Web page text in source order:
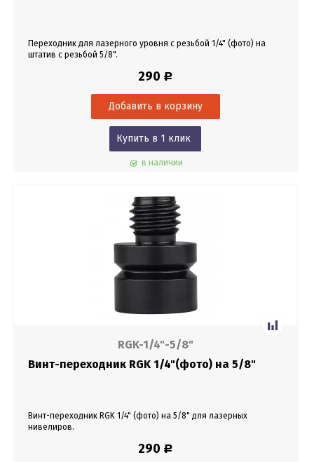
Переходник для лазерного уровня с резьбой 1/4" (фото) на
штатив с резьбой 5/8".
290 Р
Купить в 1 клик
в наличии
RGK-1/4"-5/8"
Винт-переходник RGK 1/4"(фото) на 5/8"
Винт-переходник RGK 1/4" (фото) на 5/8" для лазерных
нивелиров.
290 Р